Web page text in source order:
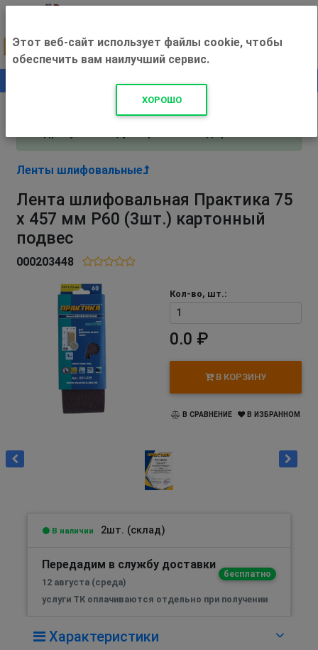
+500 ₽
Внимание! С 3 августа магазин работает по
Ленты шлифовальные
Лента шлифовальная Практика 75
х 457 мм P60 (3шт.) картонный
подвес
000203448
Кол-во, шт.:
0.0 ₽
В КОРЗИНУ
В СРАВНЕНИЕ В ИЗБРАННОМ
В наличии 2шт. (склад)
Передадим в службу доставки
бесплатно
12 августа (среда)
услуги ТК оплачиваются отдельно при получении
Характеристики
Этот веб-сайт использует файлы cookie, чтобы
обеспечить вам наилучший сервис.
ХОРОШО